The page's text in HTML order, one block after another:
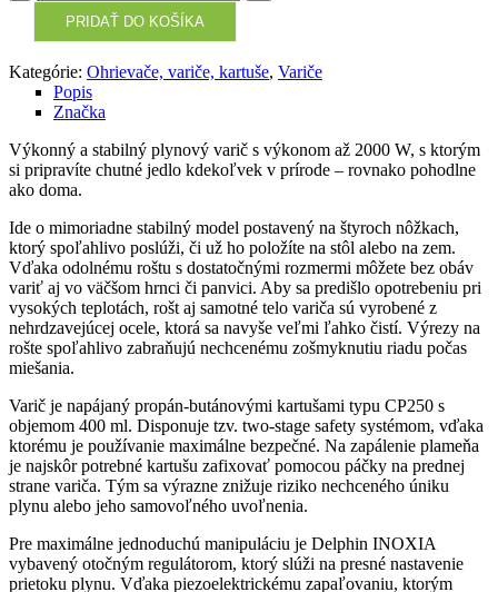
PRIDAŤ DO KOŠÍKA
Kategórie: Ohrievače, variče, kartuše, Variče
Popis
Značka
Výkonný a stabilný plynový varič s výkonom až 2000 W, s ktorým
si pripravíte chutné jedlo kdekoľvek v prírode – rovnako pohodlne
ako doma.
Ide o mimoriadne stabilný model postavený na štyroch nôžkach,
ktorý spoľahlivo poslúži, či už ho položíte na stôl alebo na zem.
Vďaka odolnému roštu s dostatočnými rozmermi môžete bez obáv
variť aj vo väčšom hrnci či panvici. Aby sa predišlo opotrebeniu pri
vysokých teplotách, rošt aj samotné telo variča sú vyrobené z
nehrdzavejúcej ocele, ktorá sa navyše veľmi ľahko čistí. Výrezy na
rošte spoľahlivo zabraňujú nechcenému zošmyknutiu riadu počas
miešania.
Varič je napájaný propán-butánovými kartušami typu CP250 s
objemom 400 ml. Disponuje tzv. two-stage safety systémom, vďaka
ktorému je používanie maximálne bezpečné. Na zapálenie plameňa
je najskôr potrebné kartušu zafixovať pomocou páčky na prednej
strane variča. Tým sa výrazne znižuje riziko nechceného úniku
plynu alebo jeho samovoľného uvoľnenia.
Pre maximálne jednoduchú manipuláciu je Delphin INOXIA
vybavený otočným regulátorom, ktorý slúži na presné nastavenie
prietoku plynu. Vďaka piezoelektrickému zapaľovaniu, ktorým